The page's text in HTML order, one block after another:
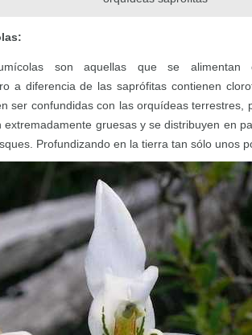
son aquellas que se alimentan
a diferencia de las saprófitas contienen
ser confundidas con las orquídeas terrestres,
extremadamente gruesas y se distribuyen en
Profundizando en la tierra tan sólo unos